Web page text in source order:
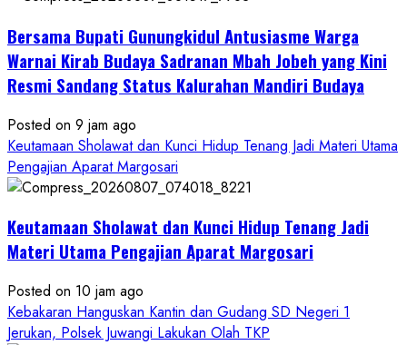
Bersama Bupati Gunungkidul Antusiasme Warga
Warnai Kirab Budaya Sadranan Mbah Jobeh yang Kini
Resmi Sandang Status Kalurahan Mandiri Budaya
Posted on 9 jam ago
Keutamaan Sholawat dan Kunci Hidup Tenang Jadi Materi Utama
Pengajian Aparat Margosari
Keutamaan Sholawat dan Kunci Hidup Tenang Jadi
Materi Utama Pengajian Aparat Margosari
Posted on 10 jam ago
Kebakaran Hanguskan Kantin dan Gudang SD Negeri 1
Jerukan, Polsek Juwangi Lakukan Olah TKP